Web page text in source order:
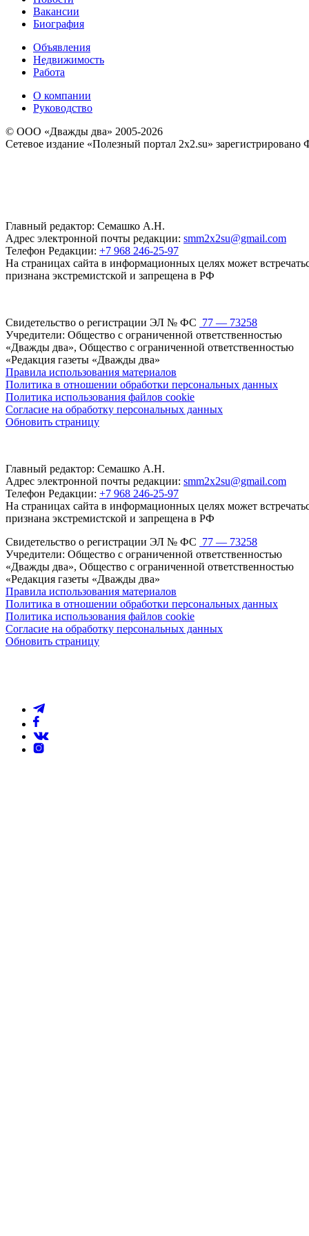
Вакансии
Биография
Объявления
Недвижимость
Работа
О компании
Руководство
© ООО «Дважды два» 2005-2026
Сетевое издание «Полезный портал 2x2.su»
Главный редактор: Семашко А.Н.
Адрес электронной почты редакции: smm2x2su@gmail.com
Телефон Редакции: +7 968 246-25-97
На страницах сайта в информационных целях может
признана экстремистской и запрещена в РФ
Свидетельство о регистрации ЭЛ № ФС 77 — 73258
Учредители: Общество с ограниченной ответственностью
«Дважды два», Общество с ограниченной ответственностью
«Редакция газеты «Дважды два»
Правила использования материалов
Политика в отношении обработки персональных данных
Политика использования файлов cookie
Согласие на обработку персональных данных
Обновить страницу
Главный редактор: Семашко А.Н.
Адрес электронной почты редакции: smm2x2su@gmail.com
Телефон Редакции: +7 968 246-25-97
На страницах сайта в информационных целях может
признана экстремистской и запрещена в РФ
Свидетельство о регистрации ЭЛ № ФС 77 — 73258
Учредители: Общество с ограниченной ответственностью
«Дважды два», Общество с ограниченной ответственностью
«Редакция газеты «Дважды два»
Правила использования материалов
Политика в отношении обработки персональных данных
Политика использования файлов cookie
Согласие на обработку персональных данных
Обновить страницу